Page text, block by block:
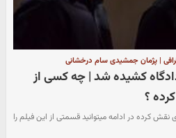
| پژمان جمشیدی سام درخشانی
کشیده شد | چه کسی از
؟
کرده در ادامه میتوانید قسمتی از این فیلم را